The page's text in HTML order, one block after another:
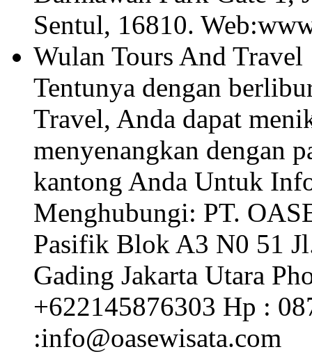
Sentul, 16810.
Wulan Tours And Travel
Tentunya dengan
Travel, Anda dapat
menyenangkan dengan
kantong Anda Untuk
Menghubungi: PT.
Pasifik Blok A3 N0 51
Gading Jakarta Utara
+622145876303 Hp :
:info@oasewisata.com